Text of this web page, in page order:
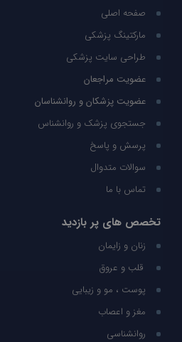
صفحه اصلی
مارکتینگ پزشکی
طراحی سایت پزشکی
عضویت مراجعان
عضویت پزشکان و روانشناسان
جستجوی پزشک و روانشناس
پرسش و پاسخ
سوالات متدوال
تماس با ما
تخصص های پر بازدید
زنان و زایمان
قلب و عروق
پوست ، مو و زیبایی
مغز و اعصاب
روانشناسی